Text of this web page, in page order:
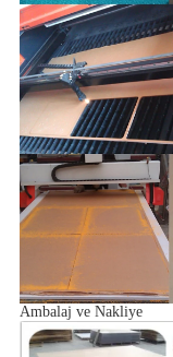
Ambalaj ve Nakliye